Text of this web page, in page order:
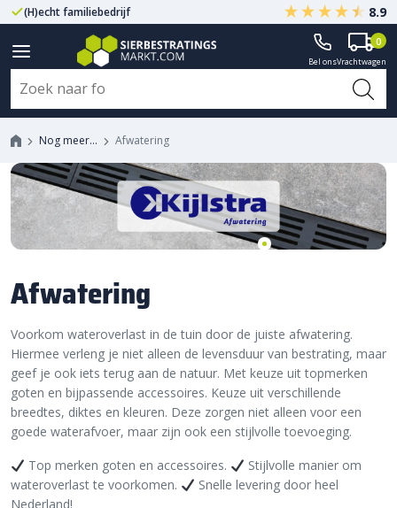
(H)echt familiebedrijf Gegarandeerd A-kwaliteit
8.9
Bel onsVrachtwagen
0
Nog meer… Afwatering
Afwatering
Voorkom wateroverlast in de tuin door de juiste afwatering.
Hiermee verleng je niet alleen de levensduur van bestrating, maar
geef je ook iets terug aan de natuur. Met keuze uit topmerken
goten en bijpassende accessoires. Keuze uit verschillende
breedtes, diktes en kleuren. Deze zorgen niet alleen voor een
goede waterafvoer, maar zijn ook een stijlvolle toevoeging.
Top merken goten en accessoires.
Stijlvolle manier om
wateroverlast te voorkomen.
Snelle levering door heel
Nederland!